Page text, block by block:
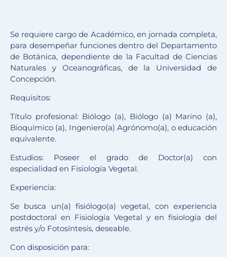
Se requiere cargo de Académico, en jornada completa,
para desempeñar funciones dentro del Departamento
de Botánica, dependiente de la Facultad de Ciencias
Naturales y Oceanográficas, de la Universidad de
Concepción.
Requisitos:
Título profesional: Biólogo (a), Biólogo (a) Marino (a),
Bioquímico (a), Ingeniero(a) Agrónomo(a), o educación
equivalente.
Estudios: Poseer el grado de Doctor(a) con
especialidad en Fisiología Vegetal.
Experiencia:
Se busca un(a) fisiólogo(a) vegetal, con experiencia
postdoctoral en Fisiología Vegetal y en fisiología del
estrés y/o Fotosíntesis, deseable.
Con disposición para: